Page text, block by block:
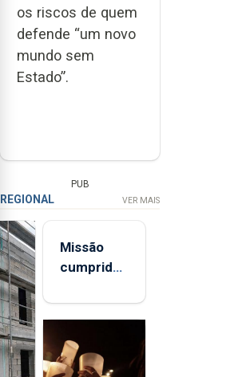
os riscos de quem
defende “um novo
mundo sem
Estado”.
PUB
REGIONAL VER MAIS
Missão
cumprida:
açorianos
após
missão na